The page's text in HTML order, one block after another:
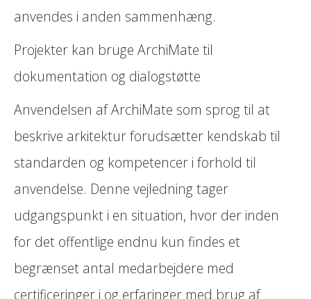
anvendes i anden sammenhæng.
Projekter kan bruge ArchiMate til
dokumentation og dialogstøtte
Anvendelsen af ArchiMate som sprog til at
beskrive arkitektur forudsætter kendskab til
standarden og kompetencer i forhold til
anvendelse. Denne vejledning tager
udgangspunkt i en situation, hvor der inden
for det offentlige endnu kun findes et
begrænset antal medarbejdere med
certificeringer i og erfaringer med brug af